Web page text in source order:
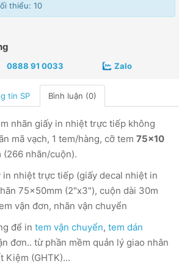
thiểu: 10
0888 91 0033 Zalo
tin SP Bình luận (0)
nhãn giấy in nhiệt trực tiếp không
mã vạch, 1 tem/hàng, cỡ tem 75x10
(266 nhãn/cuộn).
in nhiệt trực tiếp (giấy decal nhiệt in
75x50mm (2"x3"), cuộn dài 30m
vận đơn, nhãn vận chuyển
để in tem vận chuyển, tem dán
đơn.. từ phần mềm quản lý giao nhân
Kiệm (GHTK)...